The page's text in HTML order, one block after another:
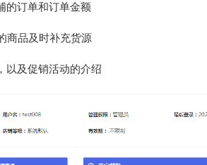
的订单和订单金额
商品及时补充货源
以及促销活动的介绍